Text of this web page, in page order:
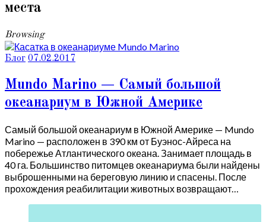
места
Browsing
Блог 07.02.2017
Mundo Marino — Самый большой
океанариум в Южной Америке
Самый большой океанариум в Южной Америке — Mundo
Marino — расположен в 390 км от Буэнос-Айреса на
побережье Атлантического океана. Занимает площадь в
40 га. Большинство питомцев океанариума были найдены
выброшенными на береговую линию и спасены. После
прохождения реабилитации животных возвращают…